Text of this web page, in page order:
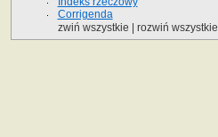
Corrigenda
zwiń wszystkie
rozwiń wszystkie